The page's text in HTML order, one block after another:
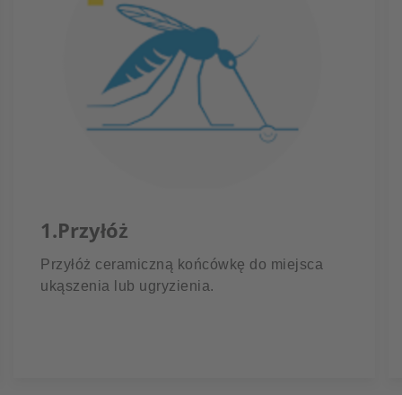
1.Przyłóż
Przyłóż ceramiczną końcówkę do miejsca
ukąszenia lub ugryzienia.